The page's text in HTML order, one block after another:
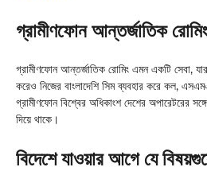
গ্রামীণফোন আন্তর্জাতিক
গ্রামীণফোন আন্তর্জাতিক রোমিং এমন একটি সেবা,
করেও নিজের বাংলাদেশি সিম ব্যবহার করে কল,
গ্রামীণফোন বিশ্বের অধিকাংশ দেশের অপারেটরের
দিয়ে থাকে।
বিদেশে যাওয়ার আগে যে